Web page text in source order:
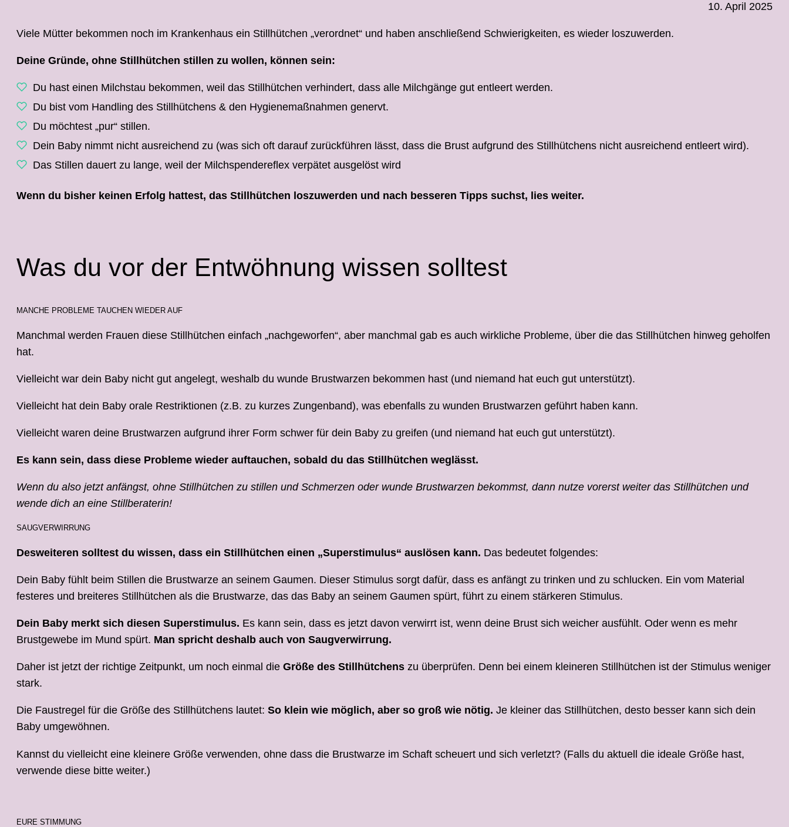
10. April 2025
Viele Mütter bekommen noch im Krankenhaus ein Stillhütchen „verordnet“ und haben anschließend Schwierigkeiten, es wieder loszuwerden.
Deine Gründe, ohne Stillhütchen stillen zu wollen, können sein:
Du hast einen Milchstau bekommen, weil das Stillhütchen verhindert, dass alle Milchgänge gut entleert werden.
Du bist vom Handling des Stillhütchens & den Hygienemaßnahmen genervt.
Du möchtest „pur“ stillen.
Dein Baby nimmt nicht ausreichend zu (was sich oft darauf zurückführen lässt, dass die Brust aufgrund des Stillhütchens nicht ausreichend entleert wird).
Das Stillen dauert zu lange, weil der Milchspendereflex verpätet ausgelöst wird
Wenn du bisher keinen Erfolg hattest, das Stillhütchen loszuwerden und nach besseren Tipps suchst, lies weiter.
Was du vor der Entwöhnung wissen solltest
MANCHE PROBLEME TAUCHEN WIEDER AUF
Manchmal werden Frauen diese Stillhütchen einfach „nachgeworfen“, aber manchmal gab es auch wirkliche Probleme, über die das Stillhütchen hinweg geholfen
hat.
Vielleicht war dein Baby nicht gut angelegt, weshalb du wunde Brustwarzen bekommen hast (und niemand hat euch gut unterstützt).
Vielleicht hat dein Baby orale Restriktionen (z.B. zu kurzes Zungenband), was ebenfalls zu wunden Brustwarzen geführt haben kann.
Vielleicht waren deine Brustwarzen aufgrund ihrer Form schwer für dein Baby zu greifen (und niemand hat euch gut unterstützt).
Es kann sein, dass diese Probleme wieder auftauchen, sobald du das Stillhütchen weglässt.
Wenn du also jetzt anfängst, ohne Stillhütchen zu stillen und Schmerzen oder wunde Brustwarzen bekommst, dann nutze vorerst weiter das Stillhütchen und
wende dich an eine Stillberaterin!
SAUGVERWIRRUNG
Desweiteren solltest du wissen, dass ein Stillhütchen einen „Superstimulus“ auslösen kann. Das bedeutet folgendes:
Dein Baby fühlt beim Stillen die Brustwarze an seinem Gaumen. Dieser Stimulus sorgt dafür, dass es anfängt zu trinken und zu schlucken. Ein vom Material
festeres und breiteres Stillhütchen als die Brustwarze, das das Baby an seinem Gaumen spürt, führt zu einem stärkeren Stimulus.
Dein Baby merkt sich diesen Superstimulus. Es kann sein, dass es jetzt davon verwirrt ist, wenn deine Brust sich weicher ausfühlt. Oder wenn es mehr
Brustgewebe im Mund spürt. Man spricht deshalb auch von Saugverwirrung.
Daher ist jetzt der richtige Zeitpunkt, um noch einmal die Größe des Stillhütchens zu überprüfen. Denn bei einem kleineren Stillhütchen ist der Stimulus weniger
stark.
Die Faustregel für die Größe des Stillhütchens lautet: So klein wie möglich, aber so groß wie nötig. Je kleiner das Stillhütchen, desto besser kann sich dein
Baby umgewöhnen.
Kannst du vielleicht eine kleinere Größe verwenden, ohne dass die Brustwarze im Schaft scheuert und sich verletzt? (Falls du aktuell die ideale Größe hast,
verwende diese bitte weiter.)
EURE STIMMUNG